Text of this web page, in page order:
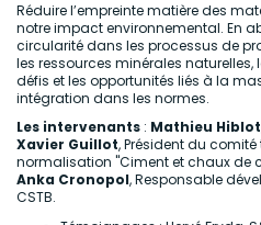
Réduire l’empreinte matière des
notre impact environnemental. En
circularité dans les processus de
les ressources minérales naturelles,
défis et les opportunités liés à la
intégration dans les normes.
Les intervenants : Mathieu Hiblot
Xavier Guillot, Président du
normalisation "Ciment et chaux de
Anka Cronopol, Responsable
CSTB.